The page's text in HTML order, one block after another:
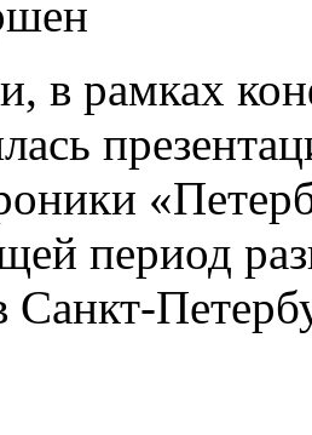
в рамках
период
Санкт-